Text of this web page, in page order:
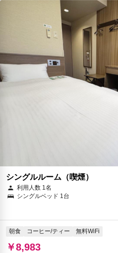
シングルルーム（喫煙）
利用人数 1名
シングルベッド 1台
朝食 コーヒー/ティー 無料WiFi
￥8,983